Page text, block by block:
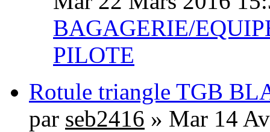
BAGAGERIE/
PILOTE
Rotule triangle TGB
par seb2416 » Mar 14